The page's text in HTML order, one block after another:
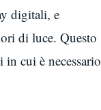
digitali, e
di luce. Questo
in cui è necessario